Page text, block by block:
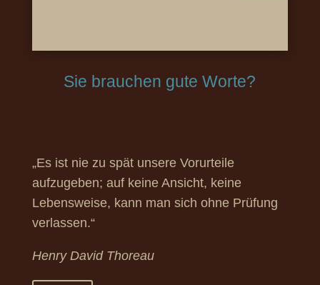
Sie brauchen gute Worte?
„Es ist nie zu spät unsere Vorurteile
aufzugeben; auf keine Ansicht, keine
Lebensweise, kann man sich ohne Prüfung
verlassen.“
Henry David Thoreau